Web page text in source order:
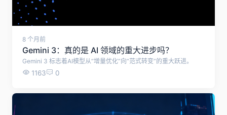
8 个月前
Gemini 3：真的是 AI 领域的重大进步吗？
Gemini 3 标志着AI模型从“增量优化”向“范式转变”的重大跃进。
1163 0